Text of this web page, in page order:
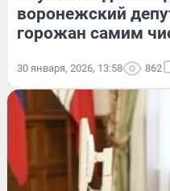
воронежский
горожан самим
30 января, 2026, 13:58 862